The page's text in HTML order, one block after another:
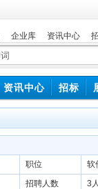
企业库 资讯中心
资讯中心 招标
职位
软
招聘人数
3